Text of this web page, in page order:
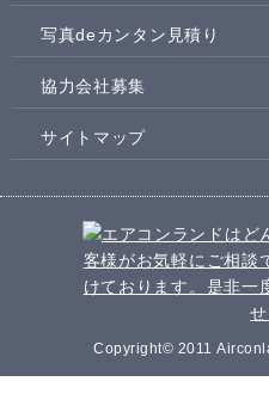
写真deカンタン見積り
協力会社募集
サイトマップ
Copyright© 2011